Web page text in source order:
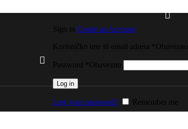
Sign in Create an Account
Korisničko ime ili email adresa Obavezno
Password Obavezno
Log in
Lost your password? Remember me